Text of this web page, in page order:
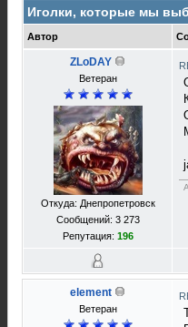
Иголки, которые мы
Автор
ZLoDAY
Ветеран
Откуда: Днепропетровск
Сообщений: 3 273
Репутация: 196
element
Ветеран